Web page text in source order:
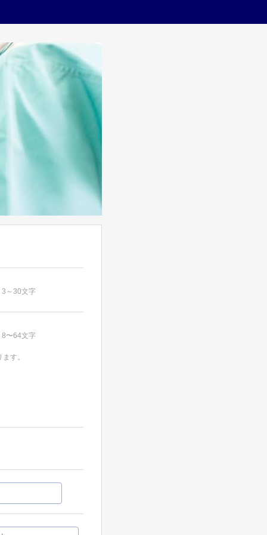
～30文字
〜64文字
す。